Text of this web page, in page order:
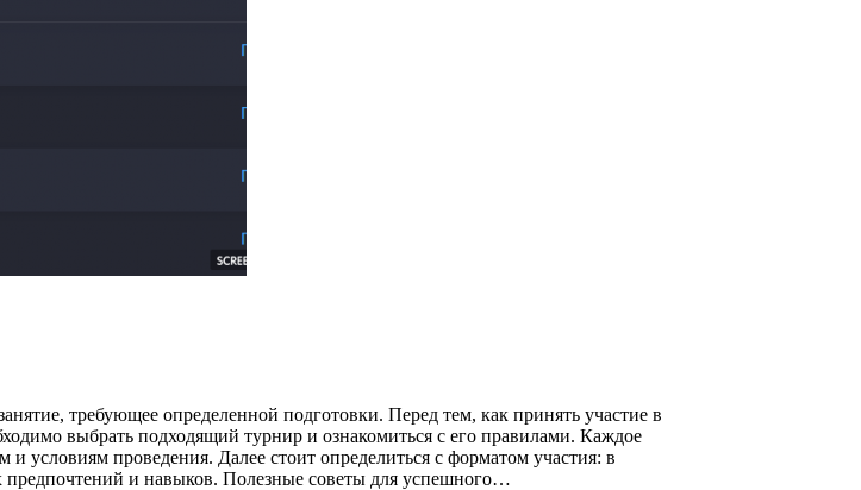
требующее определенной подготовки. Перед тем, как принять участие в
выбрать подходящий турнир и ознакомиться с его правилами. Каждое
условиям проведения. Далее стоит определиться с форматом участия: в
и навыков. Полезные советы для успешного…